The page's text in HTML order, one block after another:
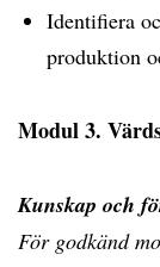
Identifiera
produktion
Modul 3.
Kunskap och
För godkänd